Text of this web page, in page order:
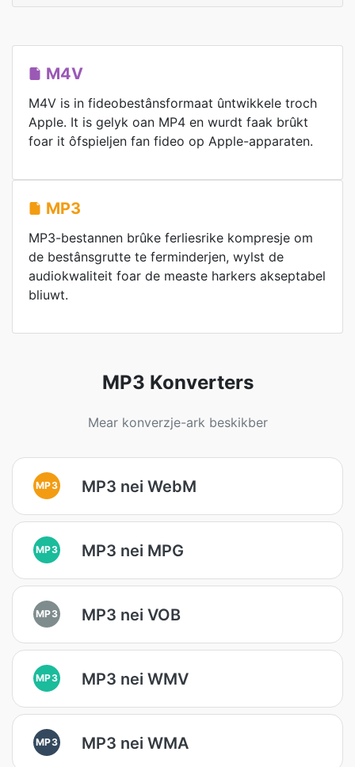
M4V
M4V is in fideobestânsformaat ûntwikkele troch
Apple. It is gelyk oan MP4 en wurdt faak brûkt
foar it ôfspieljen fan fideo op Apple-apparaten.
MP3
MP3-bestannen brûke ferliesrike kompresje om
de bestânsgrutte te ferminderjen, wylst de
audiokwaliteit foar de measte harkers akseptabel
bliuwt.
MP3 Konverters
Mear konverzje-ark beskikber
MP3 MP3 nei WebM
MP3 MP3 nei MPG
MP3 MP3 nei VOB
MP3 MP3 nei WMV
MP3 MP3 nei WMA